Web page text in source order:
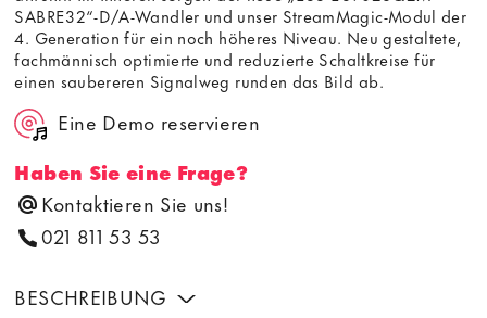
SABRE32“-D/A-Wandler und unser StreamMagic-Modul der
4. Generation für ein noch höheres Niveau. Neu gestaltete,
fachmännisch optimierte und reduzierte Schaltkreise für
einen saubereren Signalweg runden das Bild ab.
Eine Demo reservieren
Haben Sie eine Frage?
Kontaktieren Sie uns!
021 811 53 53
BESCHREIBUNG